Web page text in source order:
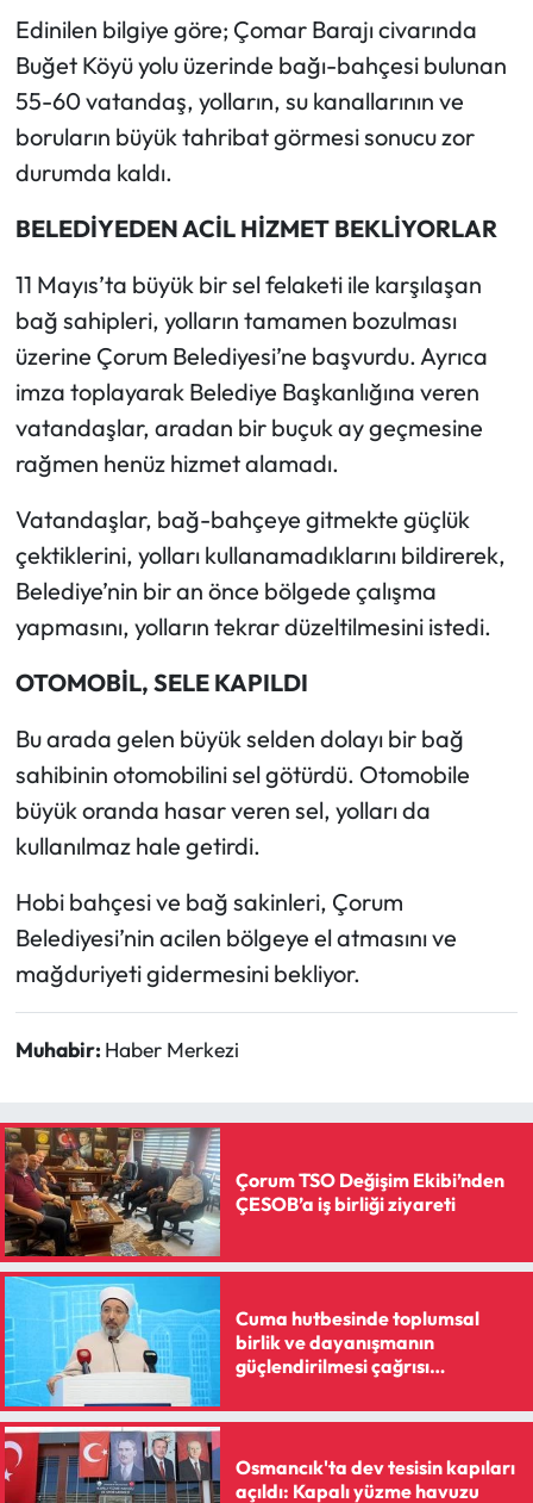
Edinilen bilgiye göre; Çomar Barajı civarında
Buğet Köyü yolu üzerinde bağı-bahçesi bulunan
55-60 vatandaş, yolların, su kanallarının ve
boruların büyük tahribat görmesi sonucu zor
durumda kaldı.
BELEDİYEDEN ACİL HİZMET BEKLİYORLAR
11 Mayıs’ta büyük bir sel felaketi ile karşılaşan
bağ sahipleri, yolların tamamen bozulması
üzerine Çorum Belediyesi’ne başvurdu. Ayrıca
imza toplayarak Belediye Başkanlığına veren
vatandaşlar, aradan bir buçuk ay geçmesine
rağmen henüz hizmet alamadı.
Vatandaşlar, bağ-bahçeye gitmekte güçlük
çektiklerini, yolları kullanamadıklarını bildirerek,
Belediye’nin bir an önce bölgede çalışma
yapmasını, yolların tekrar düzeltilmesini istedi.
OTOMOBİL, SELE KAPILDI
Bu arada gelen büyük selden dolayı bir bağ
sahibinin otomobilini sel götürdü. Otomobile
büyük oranda hasar veren sel, yolları da
kullanılmaz hale getirdi.
Hobi bahçesi ve bağ sakinleri, Çorum
Belediyesi’nin acilen bölgeye el atmasını ve
mağduriyeti gidermesini bekliyor.
Muhabir: Haber Merkezi
Çorum TSO Değişim Ekibi’nden
ÇESOB’a iş birliği ziyareti
Cuma hutbesinde toplumsal
birlik ve dayanışmanın
güçlendirilmesi çağrısı
Osmancık'ta dev tesisin kapıları
açıldı: Kapalı yüzme havuzu
Oğuzlar Haberleri
Ortaköy Haberleri
Osmancık Haberleri
Resmi Reklam
Sağlık
Siyaset
Sungurlu Haberleri
Turizm
Uğurludağ Haberleri
Yaşam
Yayla Haber
Yemek Tarifleri
Yerel Haberler